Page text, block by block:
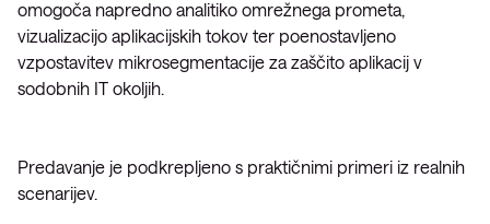
omogoča napredno analitiko omrežnega prometa,
vizualizacijo aplikacijskih tokov ter poenostavljeno
vzpostavitev mikrosegmentacije za zaščito aplikacij v
sodobnih IT okoljih.
Predavanje je podkrepljeno s praktičnimi primeri iz realnih
scenarijev.